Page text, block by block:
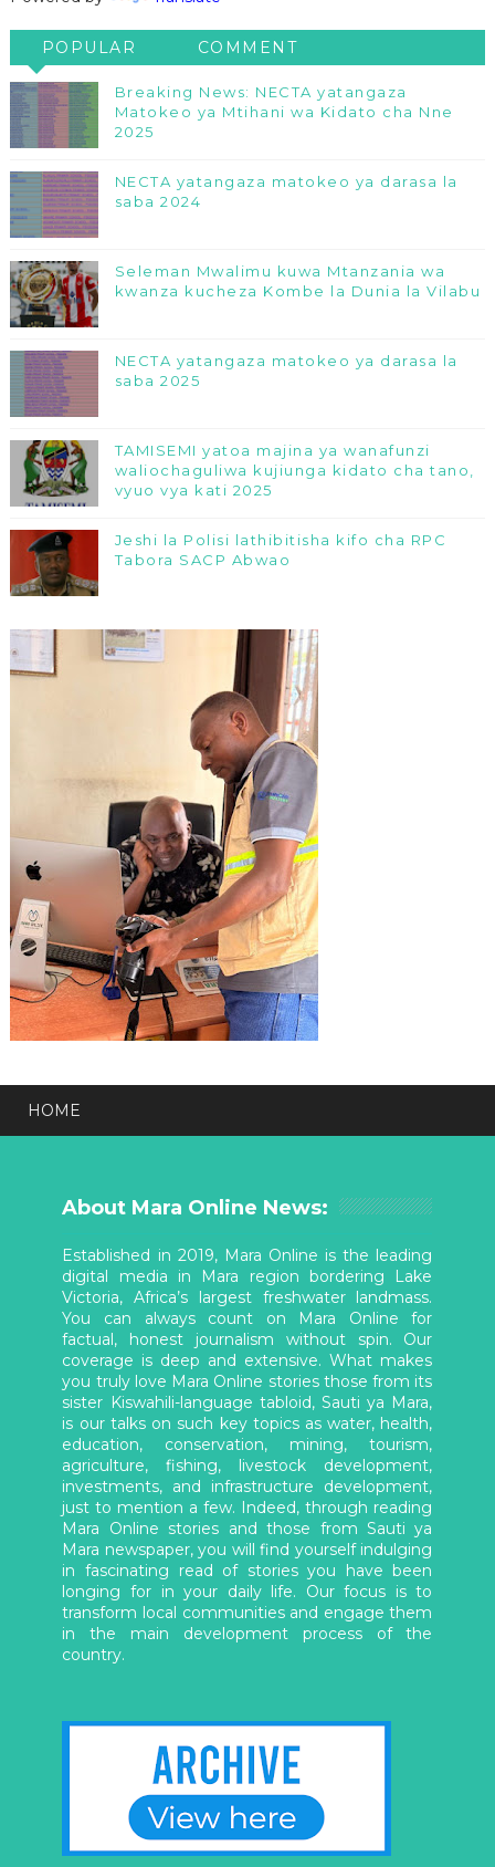
POPULAR COMMENT
Breaking News: NECTA yatangaza
Matokeo ya Mtihani wa Kidato cha Nne
2025
NECTA yatangaza matokeo ya darasa la
saba 2024
Seleman Mwalimu kuwa Mtanzania wa
kwanza kucheza Kombe la Dunia la Vilabu
NECTA yatangaza matokeo ya darasa la
saba 2025
TAMISEMI yatoa majina ya wanafunzi
waliochaguliwa kujiunga kidato cha tano,
vyuo vya kati 2025
Jeshi la Polisi lathibitisha kifo cha RPC
Tabora SACP Abwao
HOME
About Mara Online News:
Established in 2019, Mara Online is the leading
digital media in Mara region bordering Lake
Victoria, Africa’s largest freshwater landmass.
You can always count on Mara Online for
factual, honest journalism without spin. Our
coverage is deep and extensive. What makes
you truly love Mara Online stories those from its
sister Kiswahili-language tabloid, Sauti ya Mara,
is our talks on such key topics as water, health,
education, conservation, mining, tourism,
agriculture, fishing, livestock development,
investments, and infrastructure development,
just to mention a few. Indeed, through reading
Mara Online stories and those from Sauti ya
Mara newspaper, you will find yourself indulging
in fascinating read of stories you have been
longing for in your daily life. Our focus is to
transform local communities and engage them
in the main development process of the
country.